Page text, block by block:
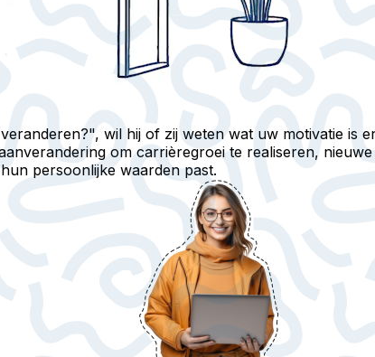
wil hij of zij weten wat uw motivatie is
om carrièregroei te realiseren,
persoonlijke waarden past.